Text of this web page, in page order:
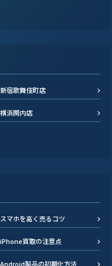
新宿歌舞伎町店
横浜関内店
スマホを高く売るコツ
iPhone買取の注意点
Android製品の初期化方法